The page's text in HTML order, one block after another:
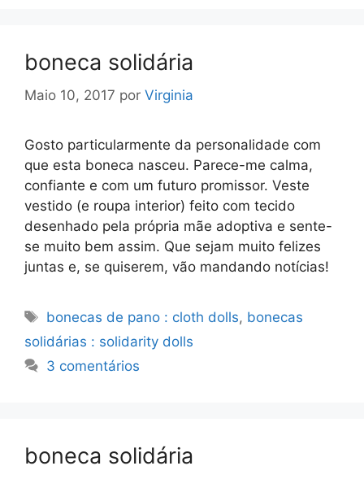
boneca solidária
Maio 10, 2017 por Virginia
Gosto particularmente da personalidade com
que esta boneca nasceu. Parece-me calma,
confiante e com um futuro promissor. Veste
vestido (e roupa interior) feito com tecido
desenhado pela própria mãe adoptiva e sente-
se muito bem assim. Que sejam muito felizes
juntas e, se quiserem, vão mandando notícias!
Etiquetas
bonecas de pano : cloth dolls, bonecas
solidárias : solidarity dolls
3 comentários
boneca solidária